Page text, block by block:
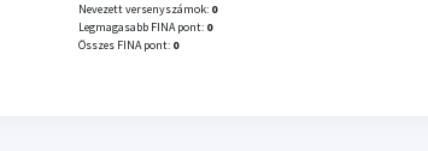
Nevezett versenyszámok: 0
Legmagasabb FINA pont: 0
Összes FINA pont: 0